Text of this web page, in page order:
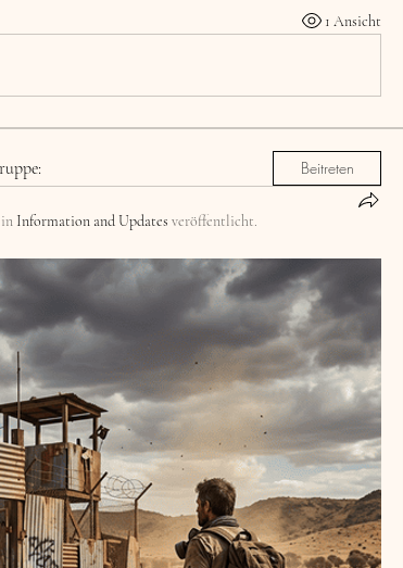
1 Ansicht
Beitreten
Information and Updates veröffentlicht.